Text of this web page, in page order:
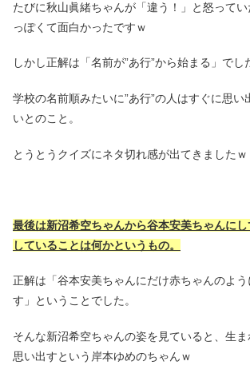
たびに秋山眞緒ちゃんが「違う！」と怒って
っぽくて面白かったですｗ
しかし正解は「名前が”あ行”から始まる」でし
学校の名前順みたいに”あ行”の人はすぐに思い
いとのこと。
とうとうクイズにネタ切れ感が出てきましたｗ
最後は新沼希空ちゃんから谷本安美ちゃんに
していることは何かというもの。
正解は「谷本安美ちゃんにだけ赤ちゃんのよ
す」ということでした。
そんな新沼希空ちゃんの姿を見ていると、生
思い出すという岸本ゆめのちゃんｗ